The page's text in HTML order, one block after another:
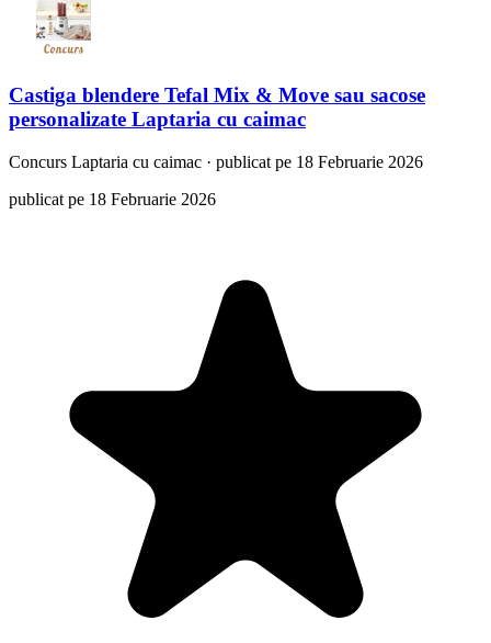
Castiga blendere Tefal Mix & Move sau sacose
personalizate Laptaria cu caimac
Concurs Laptaria cu caimac · publicat pe 18 Februarie 2026
publicat pe 18 Februarie 2026